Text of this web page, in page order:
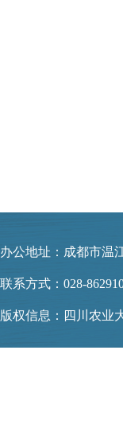
办公地址：成都市温
联系方式：028-
版权信息：四川农业